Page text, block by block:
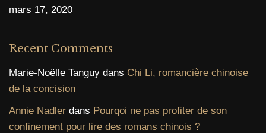
mars 17, 2020
Recent Comments
Marie-Noëlle Tanguy dans Chi Li, romancière chinoise
de la concision
Annie Nadler dans Pourqoi ne pas profiter de son
confinement pour lire des romans chinois ?